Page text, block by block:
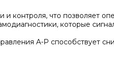
контроля, что позволяет
которые
А-Р способствует